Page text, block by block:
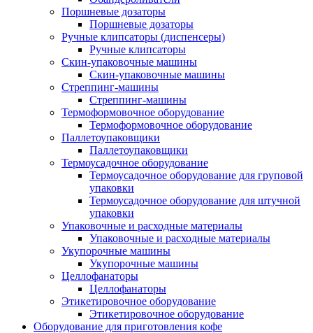
Поршневые дозаторы
Поршневые дозаторы
Ручные клипсаторы (диспенсеры)
Ручные клипсаторы
Скин-упаковочные машины
Скин-упаковочные машины
Стреппинг-машины
Стреппинг-машины
Термоформовочное оборудование
Термоформовочное оборудование
Паллетоупаковщики
Паллетоупаковщики
Термоусадочное оборудование
Термоусадочное оборудование для груповой
упаковки
Термоусадочное оборудование для штучной
упаковки
Упаковочные и расходные материалы
Упаковочные и расходные материалы
Укупорочные машины
Укупорочные машины
Целлофанаторы
Целлофанаторы
Этикетировочное оборудование
Этикетировочное оборудование
Оборудование для приготовления кофе